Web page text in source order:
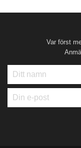
Var först